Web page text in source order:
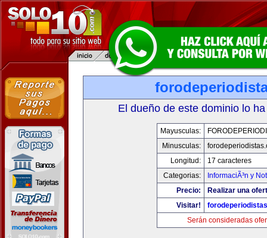
El dueño de este dominio lo
Mayusculas:
Minusculas:
Longitud:
17 caracteres
Categorias:
InformaciÃ³n y
Precio:
Realizar una
Visitar!
Serán consideradas